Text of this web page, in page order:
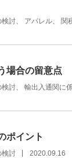
検討 アパレル
関
場合の留意点
検討
輸出入通関に
ポイント
検討 2020.09.16